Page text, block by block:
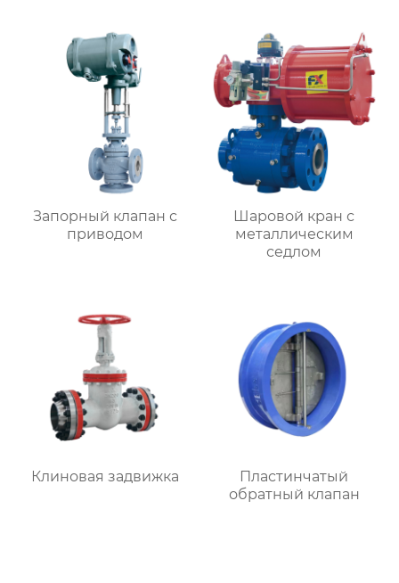
Запорный клапан с
приводом
Шаровой кран с
металлическим
седлом
Клиновая задвижка
Пластинчатый
обратный клапан